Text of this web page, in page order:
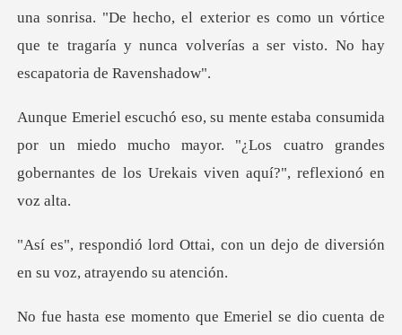
una sonrisa. "De hecho, el exterio
or un miedo mucho mayor. "¿Los cuatro grandes
gobernant
, con un dejo de diversión
en